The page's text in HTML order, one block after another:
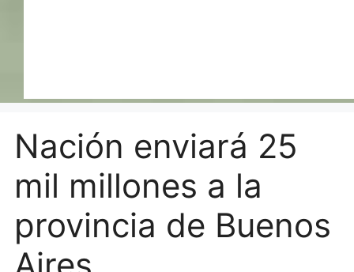
Nación enviará 25
mil millones a la
provincia de Buenos